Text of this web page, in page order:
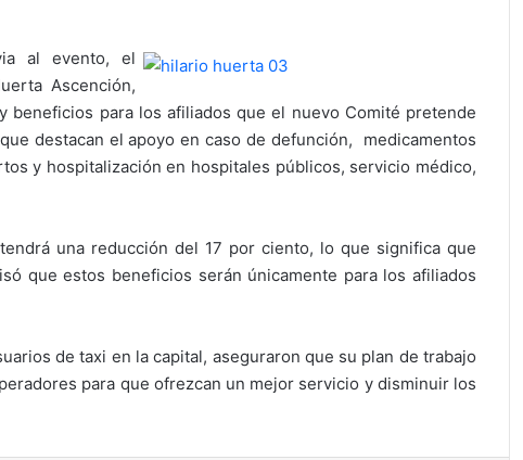
al evento, el
Ascención,
beneficios para los afiliados que el nuevo Comité pretende
destacan el apoyo en caso de defunción, medicamentos
y hospitalización en hospitales públicos, servicio médico,
una reducción del 17 por ciento, lo que significa que
que estos beneficios serán únicamente para los afiliados
de taxi en la capital, aseguraron que su plan de trabajo
para que ofrezcan un mejor servicio y disminuir los